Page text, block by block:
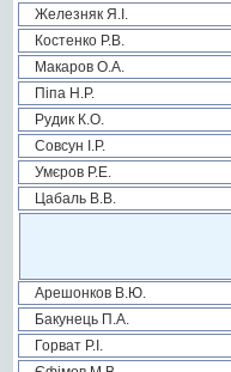
Железняк Я.І.
Костенко Р.В.
Макаров О.А.
Піпа Н.Р.
Рудик К.О.
Совсун І.Р.
Умєров Р.Е.
Цабаль В.В.
Арешонков В.Ю.
Бакунець П.А.
Горват Р.І.